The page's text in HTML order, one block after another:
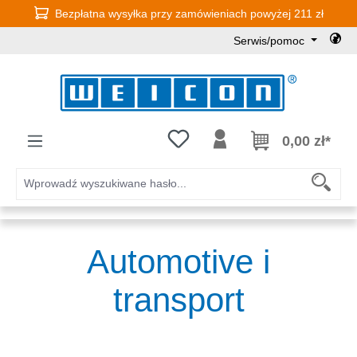
Przejdź do głównej zawartości
Bezpłatna wysyłka przy zamówieniach powyżej 211 zł
Serwis/pomoc
Masz 0 przedmioty na liście
0,00 zł*
Automotive i
transport